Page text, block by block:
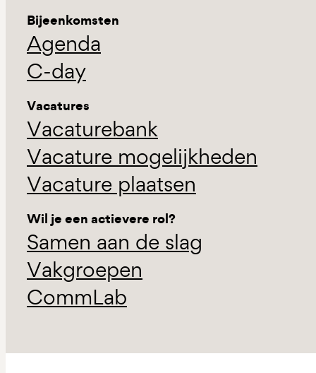
Bijeenkomsten
Agenda
C-day
Vacatures
Vacaturebank
Vacature mogelijkheden
Vacature plaatsen
Wil je een actievere rol?
Samen aan de slag
Vakgroepen
CommLab